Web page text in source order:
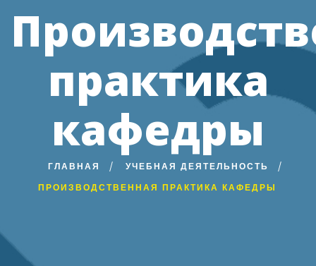
практика
кафедры
ГЛАВНАЯ
УЧЕБНАЯ ДЕЯТЕЛЬНОСТЬ
ПРОИЗВОДСТВЕННАЯ ПРАКТИКА КАФЕДРЫ